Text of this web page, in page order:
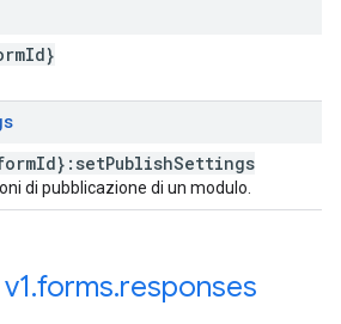
Id}
Id}:setPublishSettings
di pubblicazione di un modulo.
v1.forms.responses